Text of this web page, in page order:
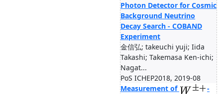
Photon Detector for Cosmic
Background Neutrino
Decay Search - COBAND
Experiment
金信弘; takeuchi yuji; Iida
Takashi; Takemasa Ken-ichi;
Nagat...
PoS ICHEP2018, 2019-08
Measurement of
-